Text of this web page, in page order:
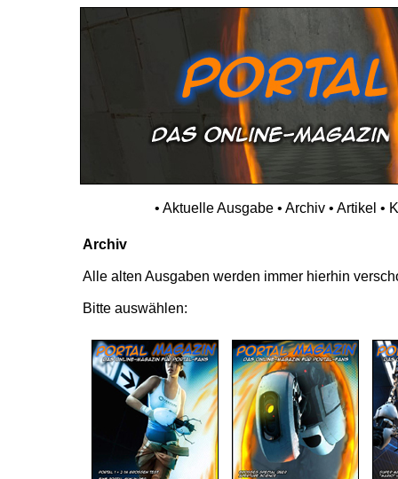
• Aktuelle Ausgabe• Archiv• Artikel •
Archiv
Alle alten Ausgaben werden immer hierhin
Bitte auswählen: